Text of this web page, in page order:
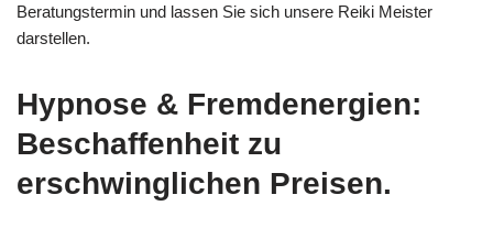
Beratungstermin und lassen Sie sich unsere Reiki Meister
darstellen.
Hypnose & Fremdenergien:
Beschaffenheit zu
erschwinglichen Preisen.